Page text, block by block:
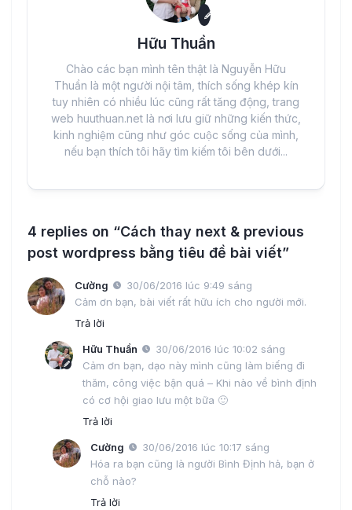
Hữu Thuần
Chào các bạn mình tên thật là Nguyễn Hữu
Thuần là một người nội tâm, thích sống khép kín
tuy nhiên có nhiều lúc cũng rất tăng động, trang
web huuthuan.net là nơi lưu giữ những kiến thức,
kinh nghiệm cũng như góc cuộc sống của mình,
nếu bạn thích tôi hãy tìm kiếm tôi bên dưới...
4 replies on “Cách thay next & previous
post wordpress bằng tiêu đề bài viết”
Cường
30/06/2016 lúc 9:49 sáng
Cảm ơn bạn, bài viết rất hữu ích cho người mới.
Trả lời
Hữu Thuần
30/06/2016 lúc 10:02 sáng
Cảm ơn bạn, dạo này mình cũng làm biếng đi
thăm, công việc bận quá – Khi nào về bình định
có cơ hội giao lưu một bữa 🙂
Trả lời
Cường
30/06/2016 lúc 10:17 sáng
Hóa ra bạn cũng là người Bình Định hả, bạn ở
chỗ nào?
Trả lời